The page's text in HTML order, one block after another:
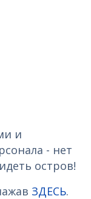
и
- нет
остров!
ЗДЕСЬ.